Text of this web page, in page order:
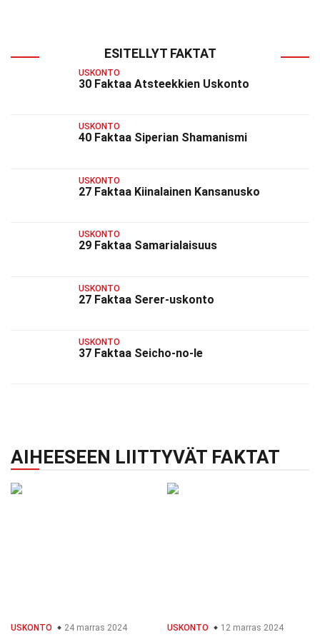
ESITELLYT FAKTAT
USKONTO
30 Faktaa Atsteekkien Uskonto
USKONTO
40 Faktaa Siperian Shamanismi
USKONTO
27 Faktaa Kiinalainen Kansanusko
USKONTO
29 Faktaa Samarialaisuus
USKONTO
27 Faktaa Serer-uskonto
USKONTO
37 Faktaa Seicho-no-Ie
AIHEESEEN LIITTYVÄT FAKTAT
USKONTO 24 marras 2024 USKONTO 12 marras 2024